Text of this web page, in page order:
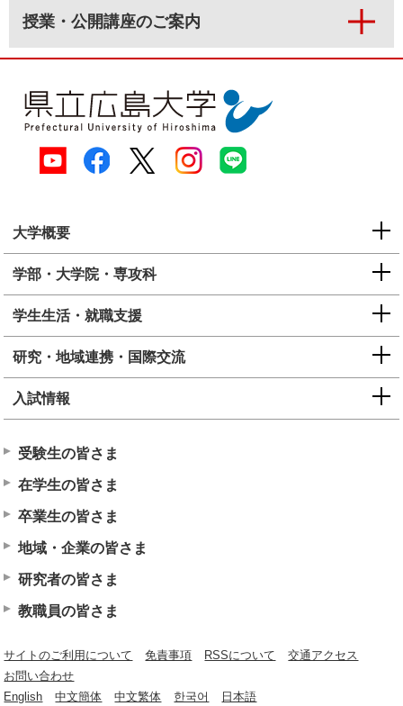
授業・公開講座のご案内
大学概要
学部・大学院・専攻科
学生生活・就職支援
研究・地域連携・国際交流
入試情報
受験生の皆さま
在学生の皆さま
卒業生の皆さま
地域・企業の皆さま
研究者の皆さま
教職員の皆さま
サイトのご利用について 免責事項 RSSについて
交通アクセス
お問い合わせ
English
中文簡体 中文繁体 한국어 日本語